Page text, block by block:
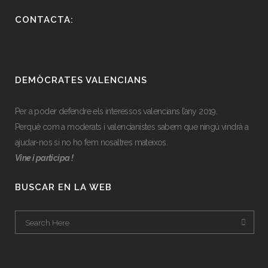
CONTACTA:
DEMÒCRATES VALENCIANS
Per a poder defendre els interessos valencians l’any 2019.
Perquè com a moderats i valencianistes sabem que ningú vindrà a
ajudar-nos si no ho fem nosaltres mateixos.
Vine i participa !
BUSCAR EN LA WEB